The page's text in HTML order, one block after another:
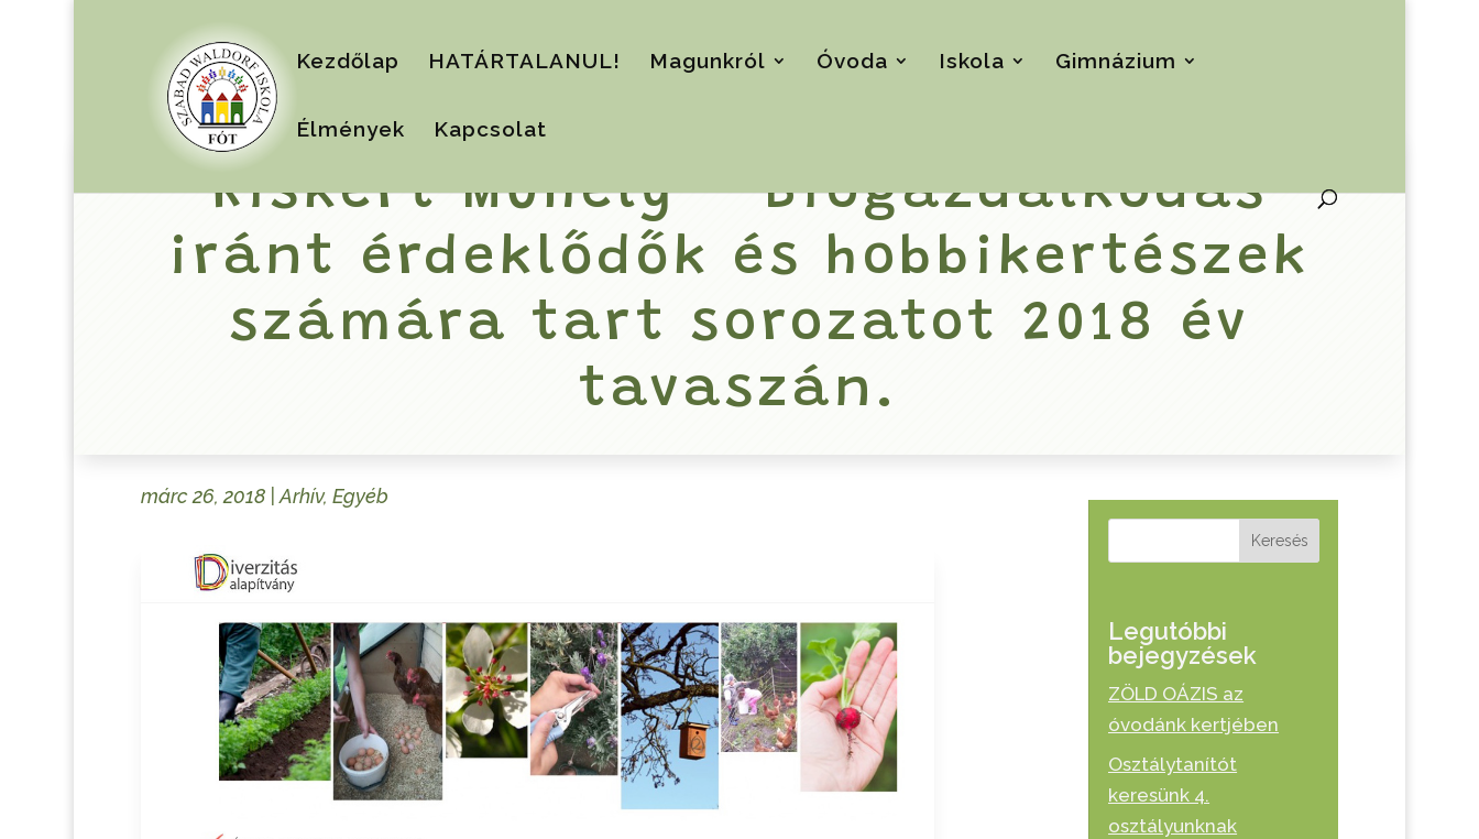
Kezdőlap HATÁRTALANUL! Magunkról Óvoda Iskola Gimnázium
Élmények Kapcsolat
Kiskert Műhely – Biogazdálkodás
iránt érdeklődők és hobbikertészek
számára tart sorozatot 2018 év
tavaszán.
márc 26, 2018| Arhív, Egyéb
Keresés
Legutóbbi
bejegyzések
ZÖLD OÁZIS az
óvodánk kertjében
Osztálytanítót
keresünk 4.
osztályunknak